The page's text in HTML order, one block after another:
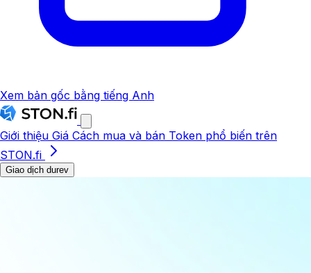
Xem bản gốc bằng tiếng Anh
Giới thiệu Giá Cách mua và bán Token phổ biến trên
STON.fi
Giao dịch durev